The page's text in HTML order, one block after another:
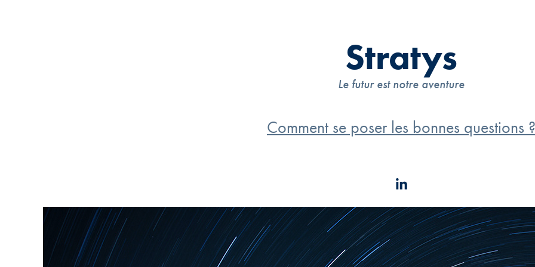
Stratys
Le futur est notre aventure
Comment se poser les bonnes questions ?